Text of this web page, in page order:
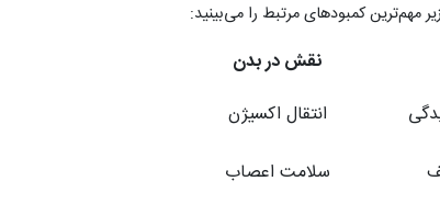
مهم‌ترین کمبودهای مرتبط را می‌بینید:
نقش در بدن
انتقال اکسیژن
سلامت اعصاب